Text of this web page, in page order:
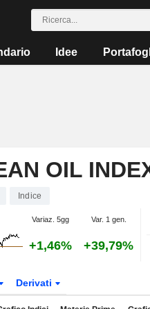
Idee
OIL
Indice
Variaz. 5gg Var. 1 gen.
+1,46% +39,79%
Derivati